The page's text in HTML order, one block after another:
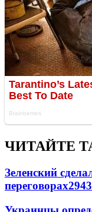
ЧИТАЙТЕ
Зеленский
переговорах